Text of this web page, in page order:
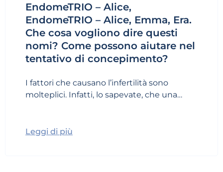
EndomeTRIO – Alice,
EndomeTRIO – Alice, Emma, Era.
Che cosa vogliono dire questi
nomi? Come possono aiutare nel
tentativo di concepimento?
I fattori che causano l’infertilità sono
molteplici. Infatti, lo sapevate, che una…
Leggi di più